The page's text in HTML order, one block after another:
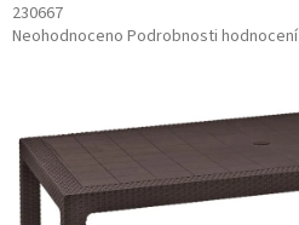
230667
Průměrné
z
hvězdiček.
Neohodnoceno Podrobnosti hodnocení